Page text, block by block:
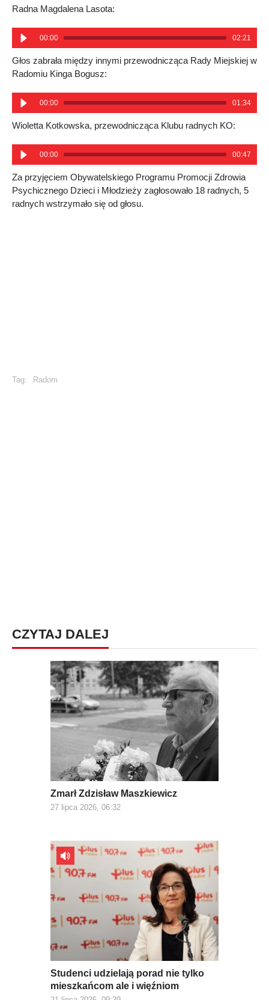
Radna Magdalena Lasota:
00:00 02:21
Głos zabrała między innymi przewodnicząca Rady Miejskiej w
Radomiu Kinga Bogusz:
00:00 01:34
Wioletta Kotkowska, przewodnicząca Klubu radnych KO:
00:00 00:47
Za przyjęciem Obywatelskiego Programu Promocji Zdrowia
Psychicznego Dzieci i Młodzieży zagłosowało 18 radnych, 5
radnych wstrzymało się od głosu.
Tag: Radom
CZYTAJ DALEJ
Zmarł Zdzisław Maszkiewicz
27 lipca 2026, 06:32
Studenci udzielają porad nie tylko
mieszkańcom ale i więźniom